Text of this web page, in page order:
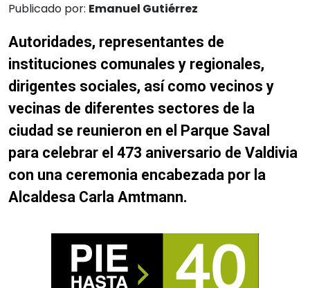
Publicado por: Emanuel Gutiérrez
Autoridades, representantes de
instituciones comunales y regionales,
dirigentes sociales, así como vecinos y
vecinas de diferentes sectores de la
ciudad se reunieron en el Parque Saval
para celebrar el 473 aniversario de Valdivia
con una ceremonia encabezada por la
Alcaldesa Carla Amtmann.